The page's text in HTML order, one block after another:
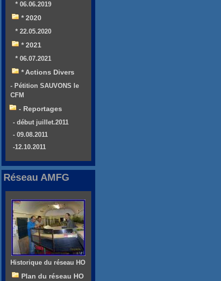
* 06.06.2019
* 2020
* 22.05.2020
* 2021
* 06.07.2021
* Actions Divers
- Pétition SAUVONS le
CFM
- Reportages
- début juillet.2011
- 09.08.2011
-12.10.2011
Réseau AMFG
Historique du réseau HO
Plan du réseau HO